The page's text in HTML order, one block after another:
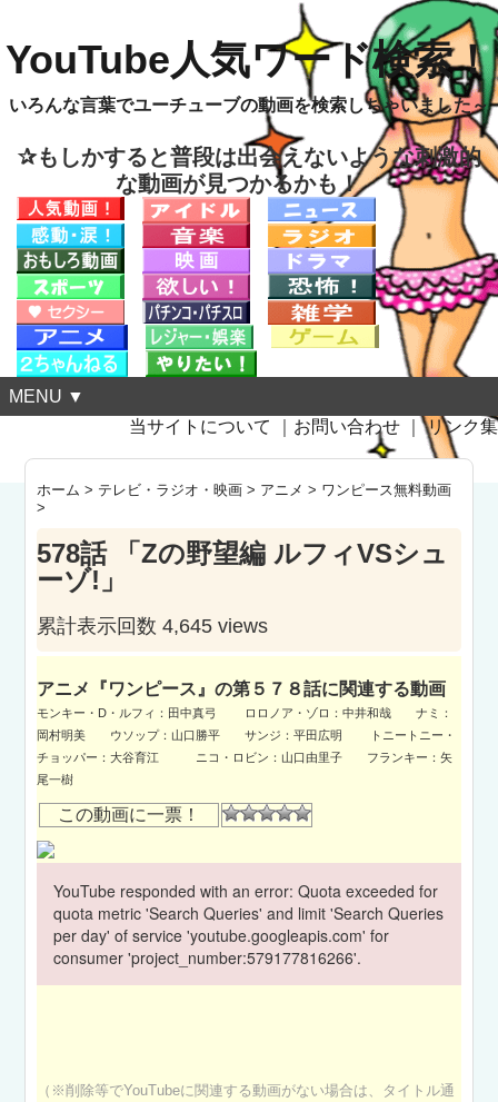
YouTube人気ワード検索！
いろんな言葉でユーチューブの動画を検索しちゃいました～
✰もしかすると普段は出会えないような刺激的
な動画が見つかるかも！
MENU ▼
当サイトについて
お問い合わせ ｜リンク集
ホーム > テレビ・ラジオ・映画 > アニメ > ワンピース無料動画
>
578話 「Zの野望編 ルフィVSシュ
ーゾ!」
累計表示回数 4,645 views
アニメ『ワンピース』の第５７８話に関連する動画
モンキー・D・ルフィ：田中真弓 ロロノア・ゾロ：中井和哉 ナミ：
岡村明美 ウソップ：山口勝平 サンジ：平田広明 トニートニー・
チョッパー：大谷育江 ニコ・ロビン：山口由里子 フランキー：矢
尾一樹
この動画に一票！
YouTube responded with an error: Quota exceeded for
quota metric 'Search Queries' and limit 'Search Queries
per day' of service 'youtube.googleapis.com' for
consumer 'project_number:579177816266'.
（※削除等でYouTubeに関連する動画がない場合は、タイトル通